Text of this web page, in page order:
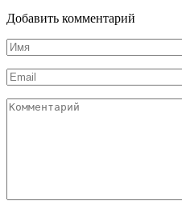
Добавить комментарий
Имя
*
Email
*
Комментарий